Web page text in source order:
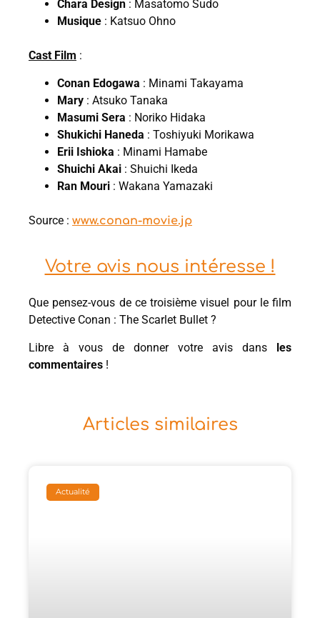
Chara Design : Masatomo Sudo
Musique : Katsuo Ohno
Cast Film :
Conan Edogawa : Minami Takayama
Mary : Atsuko Tanaka
Masumi Sera : Noriko Hidaka
Shukichi Haneda : Toshiyuki Morikawa
Erii Ishioka : Minami Hamabe
Shuichi Akai : Shuichi Ikeda
Ran Mouri : Wakana Yamazaki
Source : www.conan-movie.jp
Votre avis nous intéresse !
Que pensez-vous de ce troisième visuel pour le film
Detective Conan : The Scarlet Bullet ?
Libre à vous de donner votre avis dans les
commentaires !
Articles similaires
Actualité